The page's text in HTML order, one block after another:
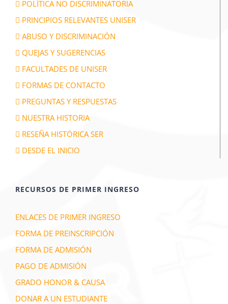
POLÍTICA NO DISCRIMINATORIA
PRINCIPIOS RELEVANTES UNISER
ABUSO Y DISCRIMINACIÓN
QUEJAS Y SUGERENCIAS
FACULTADES DE UNISER
FORMAS DE CONTACTO
PREGUNTAS Y RESPUESTAS
NUESTRA HISTORIA
RESEÑA HISTÓRICA SER
DESDE EL INICIO
RECURSOS DE PRIMER INGRESO
ENLACES DE PRIMER INGRESO
FORMA DE PREINSCRIPCIÓN
FORMA DE ADMISIÓN
PAGO DE ADMISIÓN
GRADO HONOR & CAUSA
DONAR A UN ESTUDIANTE